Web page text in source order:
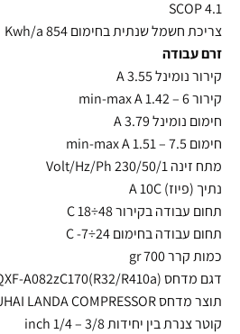
SCOP 4.1
צריכת חשמל שנתית בחימום Kwh/a 854
זרם עבודה
קירור נומינל A 3.55
קירור min-max A 1.42 – 6
חימום נומינל A 3.79
חימום min-max A 1.51 – 7.5
מתח זינה Volt/Hz/Ph 230/50/1
נתיך (פיוז) A 10C
תחום עבודה בקירור C 18÷48
תחום עבודה בחימום C -7÷24
כמות קרר gr 700
דגם מדחס QXF-A082zC170(R32/R410a)
תוצר מדחס ZHUHAI LANDA COMPRESSOR
קוטר צנרת בין יחידות inch 1/4 – 3/8